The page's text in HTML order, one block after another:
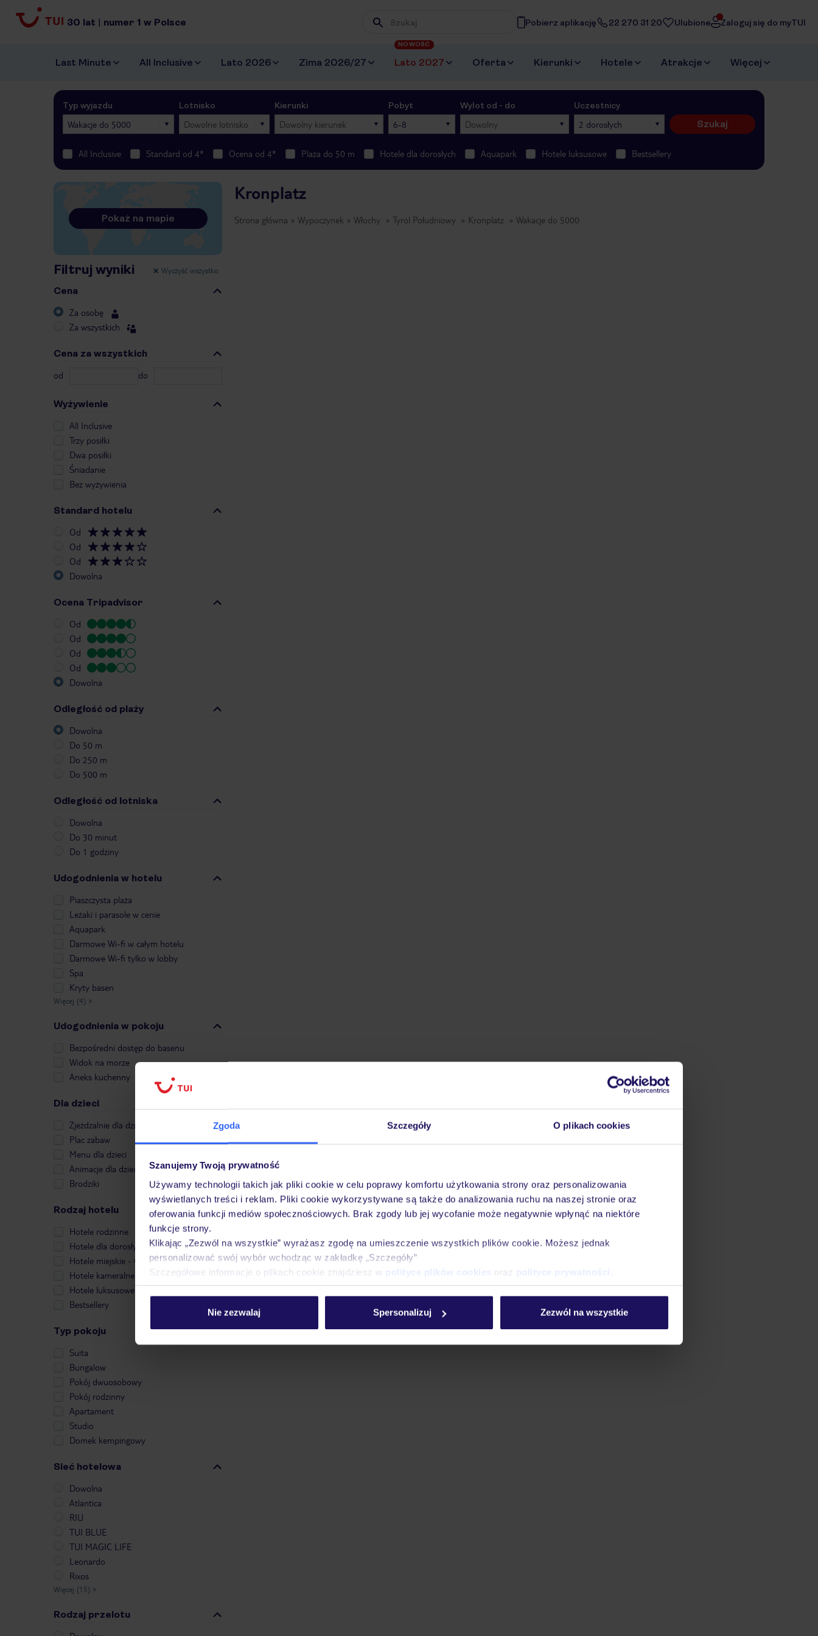
Zgoda Szczegóły O plikach cookies
Szanujemy Twoją prywatność
Używamy technologii takich jak pliki cookie w celu poprawy komfortu użytkowania strony oraz personalizowania
wyświetlanych treści i reklam. Pliki cookie wykorzystywane są także do analizowania ruchu na naszej stronie oraz
oferowania funkcji mediów społecznościowych. Brak zgody lub jej wycofanie może negatywnie wpłynąć na niektóre
funkcje strony.
Klikając „Zezwól na wszystkie” wyrażasz zgodę na umieszczenie wszystkich plików cookie. Możesz jednak
personalizować swój wybór wchodząc w zakładkę „Szczegóły”
Szczegółowe informacje o plikach cookie znajdziesz w polityce plików cookies oraz polityce prywatności
Nie zezwalaj Spersonalizuj Zezwól na wszystkie
30 lat | numer 1 w Polsce Wpisz frazę, której szukasz
Pobierz aplikację 22 270 31 20 Ulubione Zaloguj się do myTUI
Last Minute All Inclusive Lato 2026 Zima 2026/27 Lato 2027
NOWOŚĆ
Oferta Kierunki Hotele Atrakcje Więcej
Typ wyjazdu
Wakacje do 5000
Lotnisko
Dowolne lotnisko
Kierunki
Dowolny kierunek
Pobyt
6-8
Wylot od - do
Dowolny
Uczestnicy
2 dorosłych Szukaj
All Inclusive Standard od 4* Ocena od 4* Plaża do 50 m Hotele dla dorosłych Aquapark Hotele luksusowe Bestsellery
Pokaż na mapie
Filtruj wyniki Wyczyść wszystko
Cena
Za osobę
Za wszystkich
Cena za wszystkich
od do
Wyżywienie
All Inclusive
Trzy posiłki
Dwa posiłki
Śniadanie
Bez wyżywienia
Standard hotelu
Od
Od
Od
Dowolna
Ocena Tripadvisor
Od
Od
Od
Od
Dowolna
Odległość od plaży
Dowolna
Do 50 m
Do 250 m
Do 500 m
Odległość od lotniska
Dowolna
Do 30 minut
Do 1 godziny
Udogodnienia w hotelu
Piaszczysta plaża
Leżaki i parasole w cenie
Aquapark
Darmowe Wi-fi w całym hotelu
Darmowe Wi-fi tylko w lobby
Spa
Kryty basen
Więcej (4) »
Udogodnienia w pokoju
Bezpośredni dostęp do basenu
Widok na morze
Aneks kuchenny
Dla dzieci
Zjeżdzalnie dla dzieci
Plac zabaw
Menu dla dzieci
Animacje dla dzieci
Brodziki
Rodzaj hotelu
Hotele rodzinne
Hotele dla dorosłych
Hotele miejskie - City Break
Hotele kameralne
Hotele luksusowe
Bestsellery
Typ pokoju
Suita
Bungalow
Pokój dwuosobowy
Pokój rodzinny
Apartament
Studio
Domek kempingowy
Sieć hotelowa
Dowolna
Atlantica
RIU
TUI BLUE
TUI MAGIC LIFE
Leonardo
Rixos
Więcej (15) »
Rodzaj przelotu
Kronplatz
Strona główna Wypoczynek Włochy Tyrol Południowy Kronplatz Wakacje do 5000